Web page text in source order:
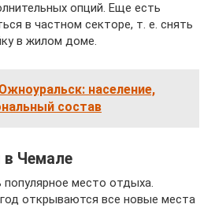
опций. Еще есть
в частном секторе, т. е. снять
в жилом доме.
население,
состав
в Чемале
место отдыха.
открываются все новые места